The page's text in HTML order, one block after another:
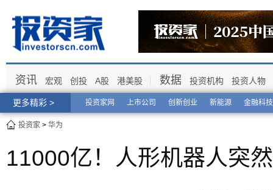
更多精彩 > 投资家网 上市公司 创新创业 新能源 金融科技
资讯 宏观 创投 A股 港美股 数据 投资机构 投资人物
投资家 > 华为
11000亿！人形机器人突